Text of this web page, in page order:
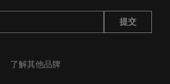
提交
了解其他品牌